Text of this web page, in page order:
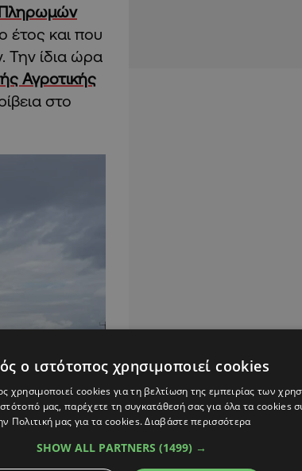
Πληρωμών
έτος και που
Την ίδια ώρα
Αγροτικής
στο
ο ιστότοπος χρησιμοποιεί cookies
χρησιμοποιεί cookies για τη βελτίωση της εμπειρίας των
μας, παρέχετε τη συγκατάθεσή σας για όλα τα cookies
Πολιτική μας για τα cookies.Διαβάστε περισσότερα
SHOW ALL PARTNERS (1499) →